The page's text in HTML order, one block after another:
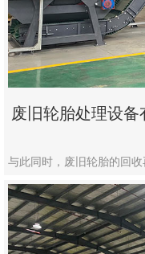
系
郑
州
市
九
设
有
限
公
废旧轮胎处理设
与此同时，废旧轮胎的回